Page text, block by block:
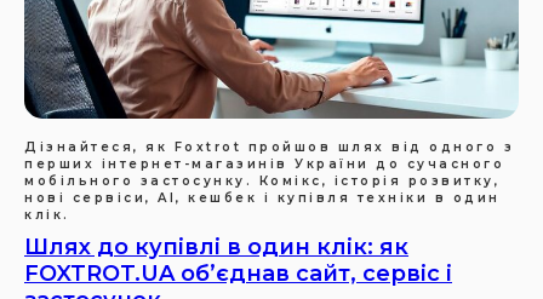
Дізнайтеся, як Foxtrot пройшов шлях від одного з
перших інтернет-магазинів України до сучасного
мобільного застосунку. Комікс, історія розвитку,
нові сервіси, AI, кешбек і купівля техніки в один
клік.
Шлях до купівлі в один клік: як
FOXTROT.UA об’єднав сайт, сервіс і